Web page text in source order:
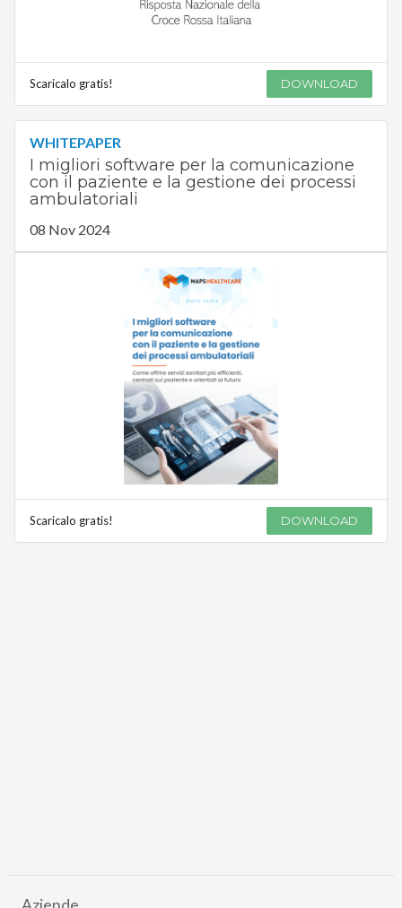
Scaricalo gratis! DOWNLOAD
WHITEPAPER
I migliori software per la comunicazione
con il paziente e la gestione dei processi
ambulatoriali
08 Nov 2024
Scaricalo gratis! DOWNLOAD